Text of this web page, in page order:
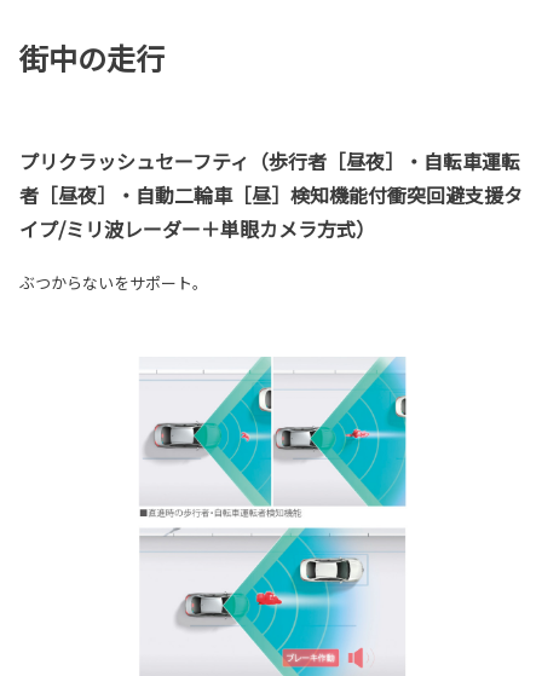
街中の走行
プリクラッシュセーフティ（歩行者［昼夜］・自転車運転
者［昼夜］・自動二輪車［昼］検知機能付衝突回避支援タ
イプ/ミリ波レーダー＋単眼カメラ方式）
ぶつからないをサポート。